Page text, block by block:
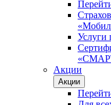
Услуги
Акции
Акции